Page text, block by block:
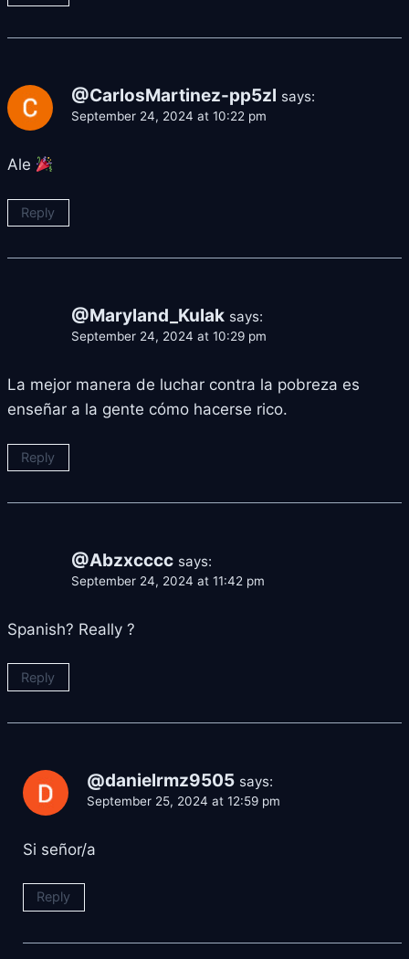
@CarlosMartinez-pp5zl says:
September 24, 2024 at 10:22 pm
Ale
Reply
@Maryland_Kulak says:
September 24, 2024 at 10:29 pm
La mejor manera de luchar contra la pobreza es
enseñar a la gente cómo hacerse rico.
Reply
@Abzxcccc says:
September 24, 2024 at 11:42 pm
Spanish? Really ?
Reply
@danielrmz9505 says:
September 25, 2024 at 12:59 pm
Si señor/a
Reply